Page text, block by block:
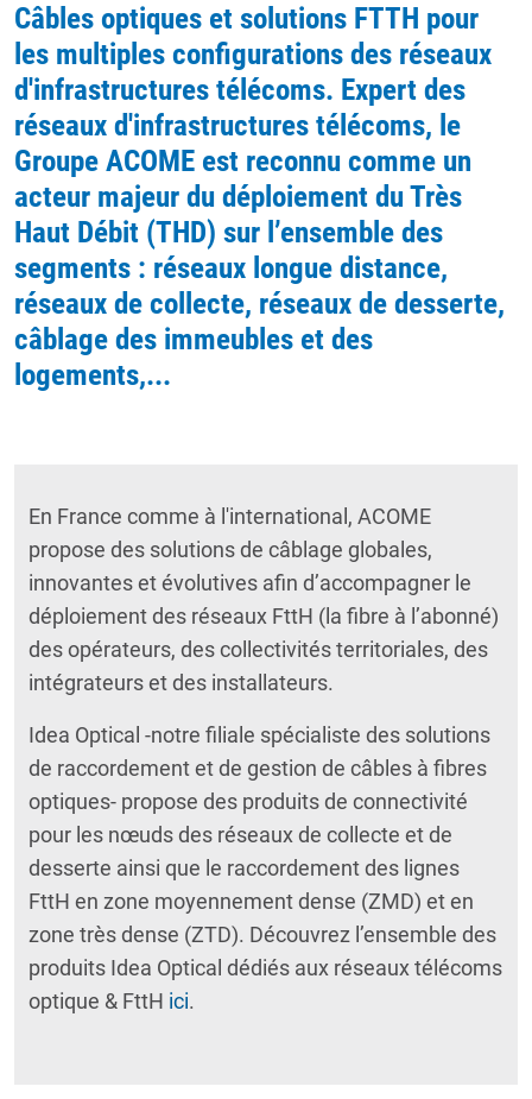
Câbles optiques et solutions FTTH pour
les multiples configurations des réseaux
d'infrastructures télécoms. Expert des
réseaux d'infrastructures télécoms, le
Groupe ACOME est reconnu comme un
acteur majeur du déploiement du Très
Haut Débit (THD) sur l’ensemble des
segments : réseaux longue distance,
réseaux de collecte, réseaux de desserte,
câblage des immeubles et des
logements,...
En France comme à l'international, ACOME
propose des solutions de câblage globales,
innovantes et évolutives afin d’accompagner le
déploiement des réseaux FttH (la fibre à l’abonné)
des opérateurs, des collectivités territoriales, des
intégrateurs et des installateurs.
Idea Optical -notre filiale spécialiste des solutions
de raccordement et de gestion de câbles à fibres
optiques- propose des produits de connectivité
pour les nœuds des réseaux de collecte et de
desserte ainsi que le raccordement des lignes
FttH en zone moyennement dense (ZMD) et en
zone très dense (ZTD). Découvrez l’ensemble des
produits Idea Optical dédiés aux réseaux télécoms
optique & FttH ici.